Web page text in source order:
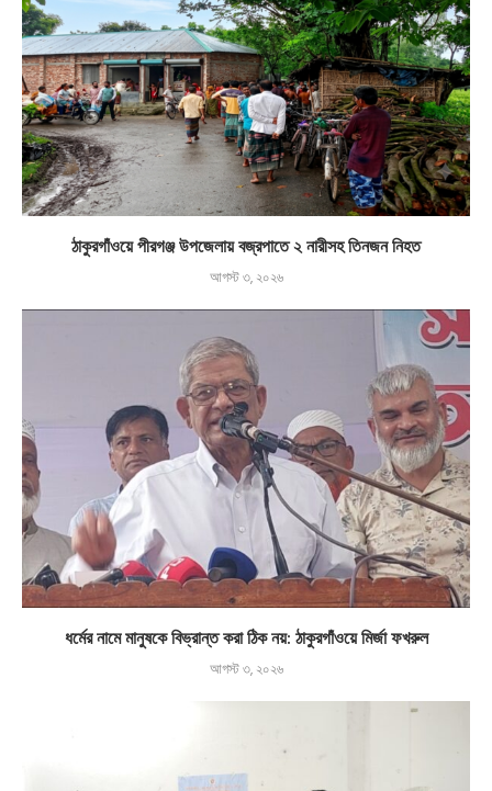
ঠাকুরগাঁওয়ে পীরগঞ্জ উপজেলায় বজ্রপাতে ২ নারীসহ তিনজন নিহত
আগস্ট ৩, ২০২৬
ধর্মের নামে মানুষকে বিভ্রান্ত করা ঠিক নয়: ঠাকুরগাঁওয়ে মির্জা ফখরুল
আগস্ট ৩, ২০২৬